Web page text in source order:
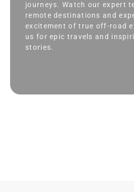
journeys. Watch our expert
remote destinations and
excitement of true off-road
us for epic travels and
stories.